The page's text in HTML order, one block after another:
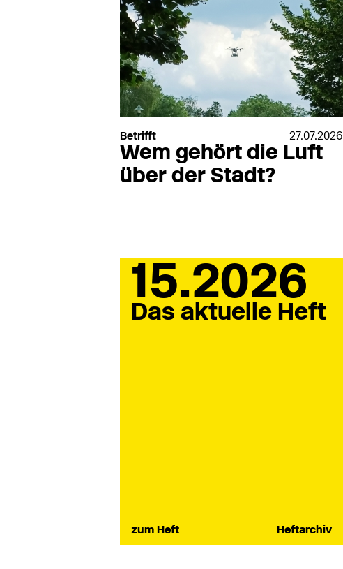
Betrifft 27.07.2026
Wem gehört die Luft
über der Stadt?
15.2026
Das aktuelle Heft
zum Heft Heftarchiv